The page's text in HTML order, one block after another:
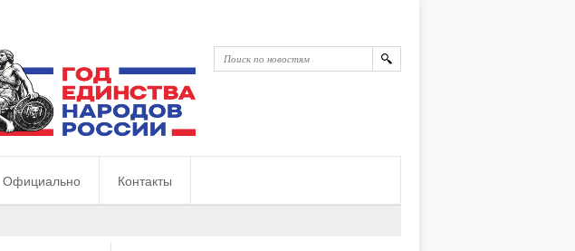
Официально Контакты